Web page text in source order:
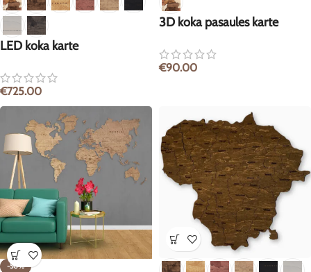
LED koka karte
€725.00
3D koka pasaules karte
€90.00
-50%